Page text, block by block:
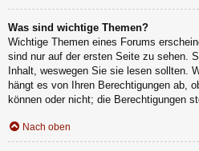
Was sind wichtige Themen?
Wichtige Themen eines Forums
sind nur auf der ersten Seite zu sehen.
Inhalt, weswegen Sie sie lesen sollten.
hängt es von Ihren Berechtigungen ab,
können oder nicht; die Berechtigungen
Nach oben